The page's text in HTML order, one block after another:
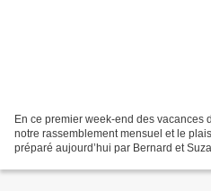
En ce premier week-end des vacances
notre rassemblement mensuel et le
préparé aujourd’hui par Bernard et